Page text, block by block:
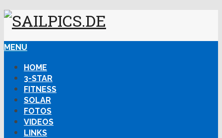
MENU
HOME
3-STAR
FITNESS
SOLAR
FOTOS
VIDEOS
LINKS